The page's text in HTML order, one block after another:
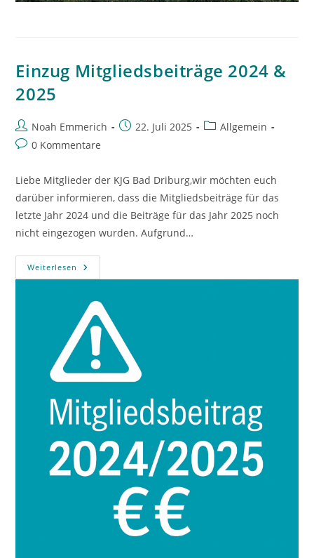
Einzug Mitgliedsbeiträge 2024 &
2025
Beitrags-
Autor:
Noah Emmerich
Beitrag22. Juli 2025
Beitrags-
Allgemein
Beitrags-
0 Kommentare
Liebe Mitglieder der KJG Bad Driburg,wir möchten euch
darüber informieren, dass die Mitgliedsbeiträge für das
letzte Jahr 2024 und die Beiträge für das Jahr 2025 noch
nicht eingezogen wurden. Aufgrund…
Weiterlesen Einzug
Mitgliedsbeiträge
2025